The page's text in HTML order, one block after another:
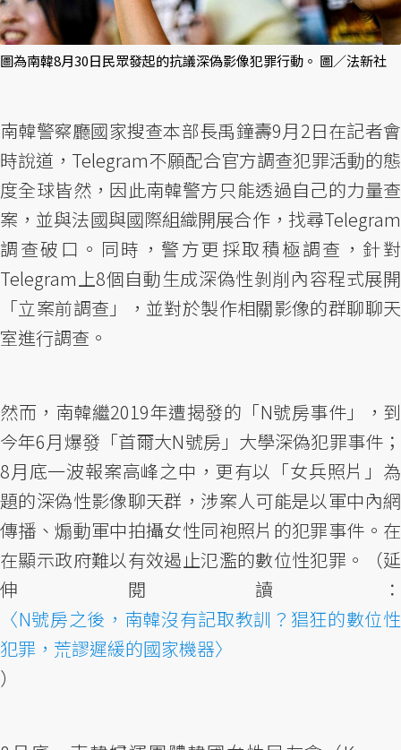
圖為南韓8月30日民眾發起的抗議深偽影像犯罪行動。 圖／法新社
南韓警察廳國家搜查本部長禹鐘壽9月2日在記者會
時說道，Telegram不願配合官方調查犯罪活動的態
度全球皆然，因此南韓警方只能透過自己的力量查
案，並與法國與國際組織開展合作，找尋Telegram
調查破口。同時，警方更採取積極調查，針對
Telegram上8個自動生成深偽性剝削內容程式展開
「立案前調查」，並對於製作相關影像的群聊聊天
室進行調查。
然而，南韓繼2019年遭揭發的「N號房事件」，到
今年6月爆發「首爾大N號房」大學深偽犯罪事件；
8月底一波報案高峰之中，更有以「女兵照片」為
題的深偽性影像聊天群，涉案人可能是以軍中內網
傳播、煽動軍中拍攝女性同袍照片的犯罪事件。在
在顯示政府難以有效遏止氾濫的數位性犯罪。（延
伸閱讀：
〈N號房之後，南韓沒有記取教訓？猖狂的數位性
犯罪，荒謬遲緩的國家機器〉
）